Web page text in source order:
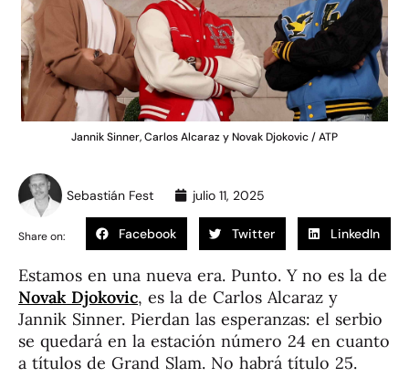
Jannik Sinner, Carlos Alcaraz y Novak Djokovic / ATP
Sebastián Fest julio 11, 2025
Share on: Facebook Twitter LinkedIn
Estamos en una nueva era. Punto. Y no es la de
Novak Djokovic, es la de Carlos Alcaraz y
Jannik Sinner. Pierdan las esperanzas: el serbio
se quedará en la estación número 24 en cuanto
a títulos de Grand Slam. No habrá título 25.